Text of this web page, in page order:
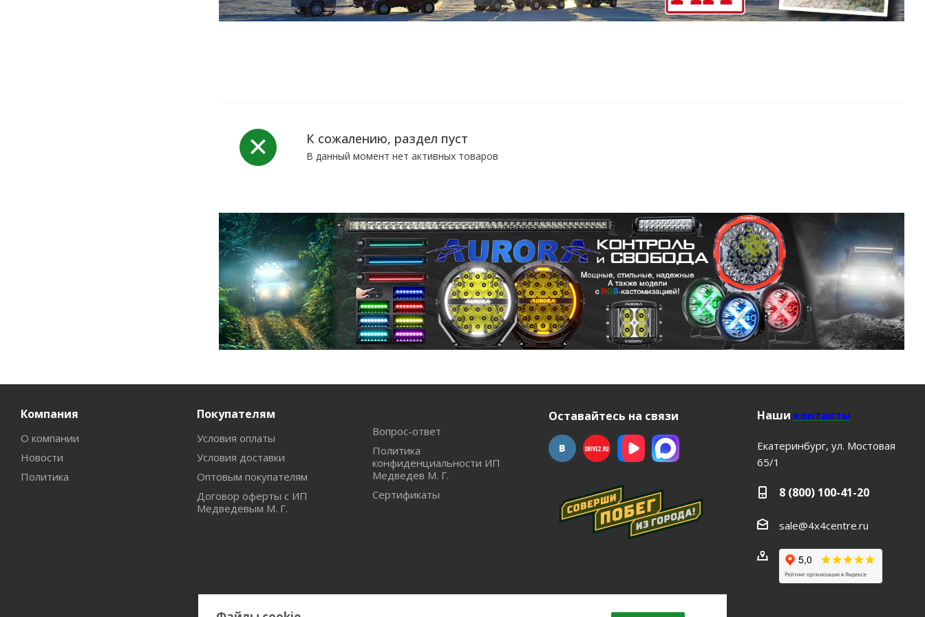
К сожалению, раздел пуст
В данный момент нет активных товаров
Компания
О компании
Новости
Политика
Покупателям
Условия оплаты
Условия доставки
Оптовым покупателям
Договор оферты с ИП
Медведевым М. Г.
Вопрос-ответ
Политика
конфиденциальности ИП
Медведев М. Г.
Сертификаты
Оставайтесь на связи Наши контакты
Екатеринбург, ул. Мостовая
65/1
8 (800) 100-41-20
sale@4x4centre.ru